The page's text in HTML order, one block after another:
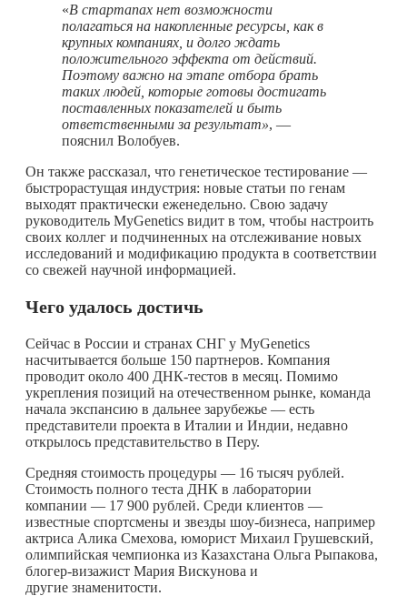
«В стартапах нет возможности
полагаться на накопленные ресурсы, как в
крупных компаниях, и долго ждать
положительного эффекта от действий.
Поэтому важно на этапе отбора брать
таких людей, которые готовы достигать
поставленных показателей и быть
ответственными за результат», —
пояснил Волобуев.
Он также рассказал, что генетическое тестирование —
быстрорастущая индустрия: новые статьи по генам
выходят практически еженедельно. Свою задачу
руководитель MyGenetics видит в том, чтобы настроить
своих коллег и подчиненных на отслеживание новых
исследований и модификацию продукта в соответствии
со свежей научной информацией.
Чего удалось достичь
Сейчас в России и странах СНГ у MyGenetics
насчитывается больше 150 партнеров. Компания
проводит около 400 ДНК-тестов в месяц. Помимо
укрепления позиций на отечественном рынке, команда
начала экспансию в дальнее зарубежье — есть
представители проекта в Италии и Индии, недавно
открылось представительство в Перу.
Средняя стоимость процедуры — 16 тысяч рублей.
Стоимость полного теста ДНК в лаборатории
компании — 17 900 рублей. Среди клиентов —
известные спортсмены и звезды шоу-бизнеса, например
актриса Алика Смехова, юморист Михаил Грушевский,
олимпийская чемпионка из Казахстана Ольга Рыпакова,
блогер-визажист Мария Вискунова и
другие знаменитости.